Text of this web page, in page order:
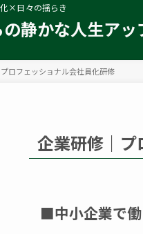
×日々の揺らき
静かな人生アッ
ロフェッショナル会社員化研修
企業研修｜
■中小企業で